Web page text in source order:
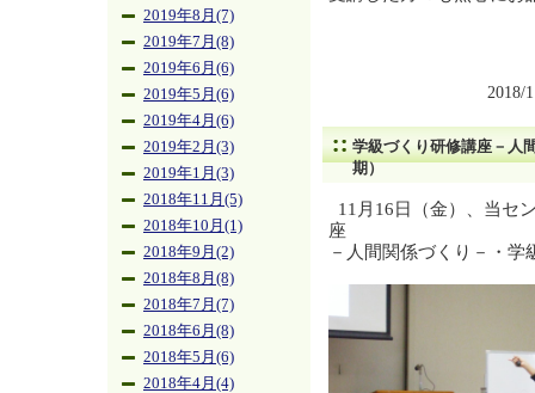
2019年8月(7)
2019年7月(8)
2019年6月(6)
2019年5月(6)
2019年4月(6)
2019年2月(3)
2019年1月(3)
2018年11月(5)
2018年10月(1)
2018年9月(2)
2018年8月(8)
2018年7月(7)
2018年6月(8)
2018年5月(6)
2018年4月(4)
2018/
学級づくり研修講座－人
期）
11月16日（金）、当セ
座
－人間関係づくり－・